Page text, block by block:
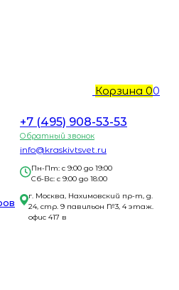
Корзина 00
+7 (495) 908-53-53
Обратный звонок
info@kraskivtsvet.ru
Пн-Пт: с 9:00 до 19:00
Сб-Вс: с 9:00 до 18:00
г. Москва, Нахимовский пр-т, д.
24, стр. 9 павильон №3, 4 этаж.
офис 417 в